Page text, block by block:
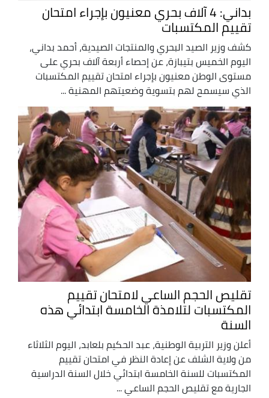
بداني: 4 آلاف بحري معنيون بإجراء امتحان
تقييم المكتسبات
كشف وزير الصيد البحري والمنتجات الصيدية، أحمد بداني،
اليوم الخميس بتيبازة، عن إحصاء أربعة آلاف بحري على
مستوى الوطن معنيون بإجراء امتحان تقييم المكتسبات
الذي سيسمح لهم بتسوية وضعيتهم المهنية ...
تقليص الحجم الساعي لامتحان تقييم
المكتسبات لتلامذة الخامسة ابتدائي هذه
السنة
أعلن وزير التربية الوطنية، عبد الحكيم بلعابد، اليوم الثلاثاء
من ولاية الشلف عن إعادة النظر في امتحان تقييم
المكتسبات للسنة الخامسة ابتدائي خلال السنة الدراسية
الجارية مع تقليص الحجم الساعي ...